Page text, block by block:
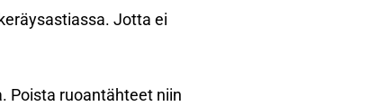
Jotta ei
Poista ruoantähteet niin